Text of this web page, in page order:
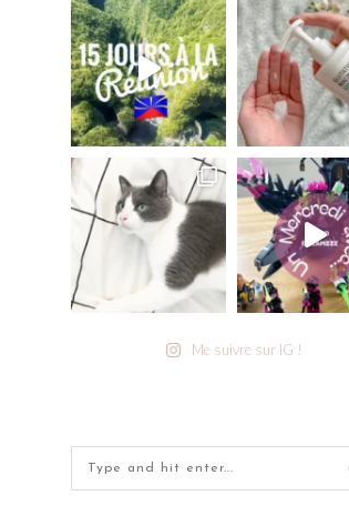
Me suivre sur IG !